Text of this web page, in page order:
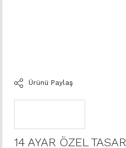
Ürünü Paylaş
14 AYAR ÖZEL